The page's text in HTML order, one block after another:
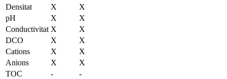
Densitat
X
X
pH
X
X
Conductivitat X
X
DCO
X
X
Cations
X
X
Anions
X
X
TOC
- -